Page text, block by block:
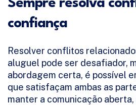
Sempre resolva
confiança
Resolver conflitos
aluguel pode ser desafiador,
abordagem certa, é possível
que satisfaçam ambas as
manter a comunicação